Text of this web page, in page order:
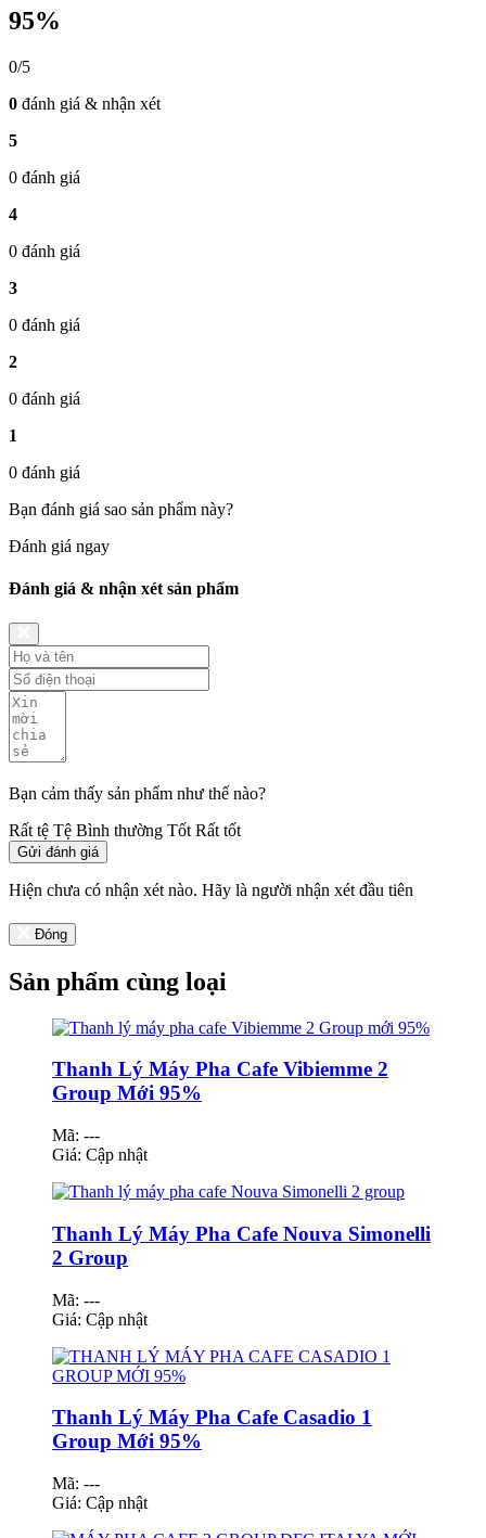
95%
0/5
0 đánh giá & nhận xét
5
0 đánh giá
4
0 đánh giá
3
0 đánh giá
2
0 đánh giá
1
0 đánh giá
Bạn đánh giá sao sản phẩm này?
Đánh giá ngay
Đánh giá & nhận xét sản phẩm
Bạn cảm thấy sản phẩm như thế nào?
Rất tệ Tệ Bình thường Tốt Rất tốt
Gửi đánh giá
Hiện chưa có nhận xét nào. Hãy là người nhận xét đầu tiên
Đóng
Sản phẩm cùng loại
Thanh Lý Máy Pha Cafe Vibiemme 2
Group Mới 95%
Mã: ---
Giá: Cập nhật
Thanh Lý Máy Pha Cafe Nouva Simonelli
2 Group
Mã: ---
Giá: Cập nhật
Thanh Lý Máy Pha Cafe Casadio 1
Group Mới 95%
Mã: ---
Giá: Cập nhật